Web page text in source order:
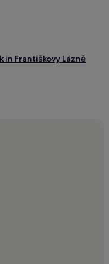
Františkovy Lázně
Karlsbad
Mariánské Lázne